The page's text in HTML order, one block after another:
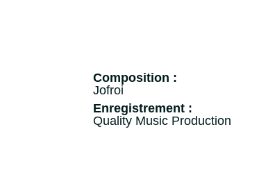
Composition :
Jofroi
Enregistrement :
Quality Music Production